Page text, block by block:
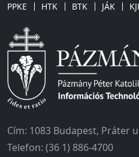
PPKE HTK BTK JÁK
Cím: 1083 Budapest, Práter
Telefon: (36 1) 886-4700